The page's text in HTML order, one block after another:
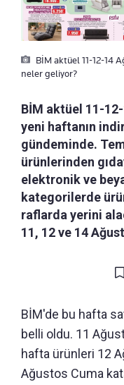
BİM aktüel 11-12-14
neler geliyor?
BİM aktüel 11-
yeni haftanın
gündeminde.
ürünlerinden
elektronik ve
kategorilerde
raflarda yerini
11, 12 ve 14
BİM'de bu hafta
belli oldu. 11
hafta ürünleri 12
Ağustos Cuma